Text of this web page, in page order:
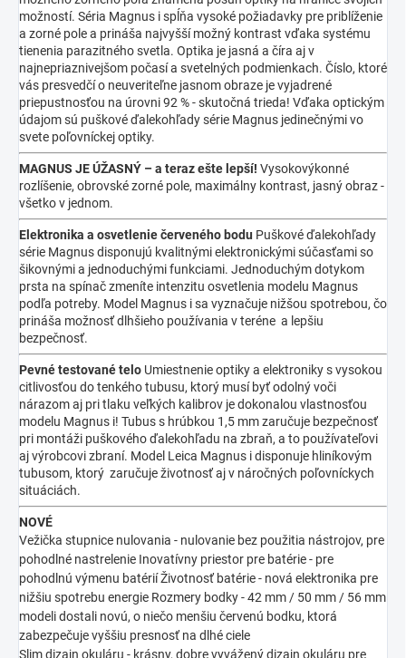
možností. Séria Magnus i spĺňa vysoké požiadavky pre priblíženie
a zorné pole a prináša najvyšší možný kontrast vďaka systému
tienenia parazitného svetla. Optika je jasná a číra aj v
najnepriaznivejšom počasí a svetelných podmienkach. Číslo, ktoré
vás presvedčí o neuveriteľne jasnom obraze je vyjadrené
priepustnosťou na úrovni 92 % - skutočná trieda! Vďaka optickým
údajom sú puškové ďalekohľady série Magnus jedinečnými vo
svete poľovníckej optiky.
MAGNUS JE ÚŽASNÝ – a teraz ešte lepší! Vysokovýkonné
rozlíšenie, obrovské zorné pole, maximálny kontrast, jasný obraz -
všetko v jednom.
Elektronika a osvetlenie červeného bodu Puškové ďalekohľady
série Magnus disponujú kvalitnými elektronickými súčasťami so
šikovnými a jednoduchými funkciami. Jednoduchým dotykom
prsta na spínač zmeníte intenzitu osvetlenia modelu Magnus
podľa potreby. Model Magnus i sa vyznačuje nižšou spotrebou, čo
prináša možnosť dlhšieho používania v teréne a lepšiu
bezpečnosť.
Pevné testované telo Umiestnenie optiky a elektroniky s vysokou
citlivosťou do tenkého tubusu, ktorý musí byť odolný voči
nárazom aj pri tlaku veľkých kalibrov je dokonalou vlastnosťou
modelu Magnus i! Tubus s hrúbkou 1,5 mm zaručuje bezpečnosť
pri montáži puškového ďalekohľadu na zbraň, a to používateľovi
aj výrobcovi zbraní. Model Leica Magnus i disponuje hliníkovým
tubusom, ktorý zaručuje životnosť aj v náročných poľovníckych
situáciách.
NOVÉ
Vežička stupnice nulovania - nulovanie bez použitia nástrojov, pre
pohodlné nastrelenie Inovatívny priestor pre batérie - pre
pohodlnú výmenu batériíŽivotnosť batérie - nová elektronika pre
nižšiu spotrebu energie Rozmery bodky - 42 mm / 50 mm / 56 mm
modeli dostali novú, o niečo menšiu červenú bodku, ktorá
zabezpečuje vyššiu presnosť na dlhé ciele
Slim dizajn okuláru - krásny, dobre vyvážený dizajn okuláru pre